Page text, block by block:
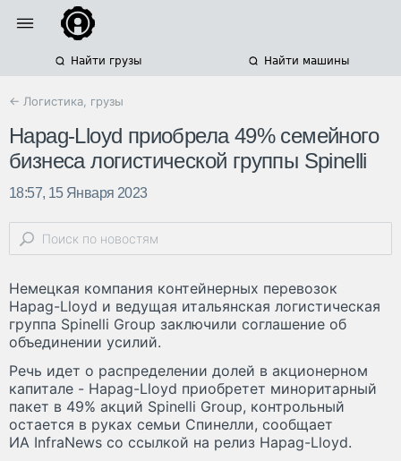
Найти грузы Найти машины
← Логистика, грузы
Hapag-Lloyd приобрела 49% семейного
бизнеса логистической группы Spinelli
18:57, 15 Января 2023
Немецкая компания контейнерных перевозок
Hapag-Lloyd и ведущая итальянская логистическая
группа Spinelli Group заключили соглашение об
объединении усилий.
Речь идет о распределении долей в акционерном
капитале - Hapag-Lloyd приобретет миноритарный
пакет в 49% акций Spinelli Group, контрольный
остается в руках семьи Спинелли, сообщает
ИА InfraNews со ссылкой на релиз Hapag-Lloyd.